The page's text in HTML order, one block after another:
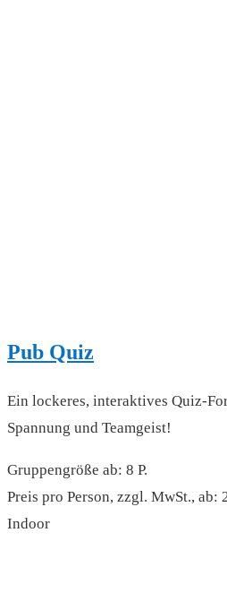
Pub Quiz
Ein lockeres, interaktives Quiz-
Spannung und Teamgeist!
Gruppengröße ab: 8 P.
Preis pro Person, zzgl. MwSt., ab:
Indoor